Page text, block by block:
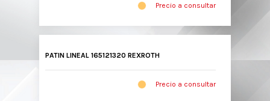
Precio a consultar
PATIN LINEAL 165121320 REXROTH
Precio a consultar